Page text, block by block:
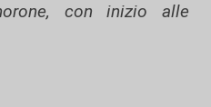
con inizio alle